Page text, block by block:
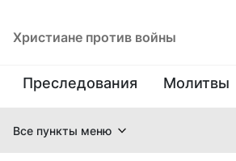
Христиане против войны
Преследования Молитвы
Все пункты меню